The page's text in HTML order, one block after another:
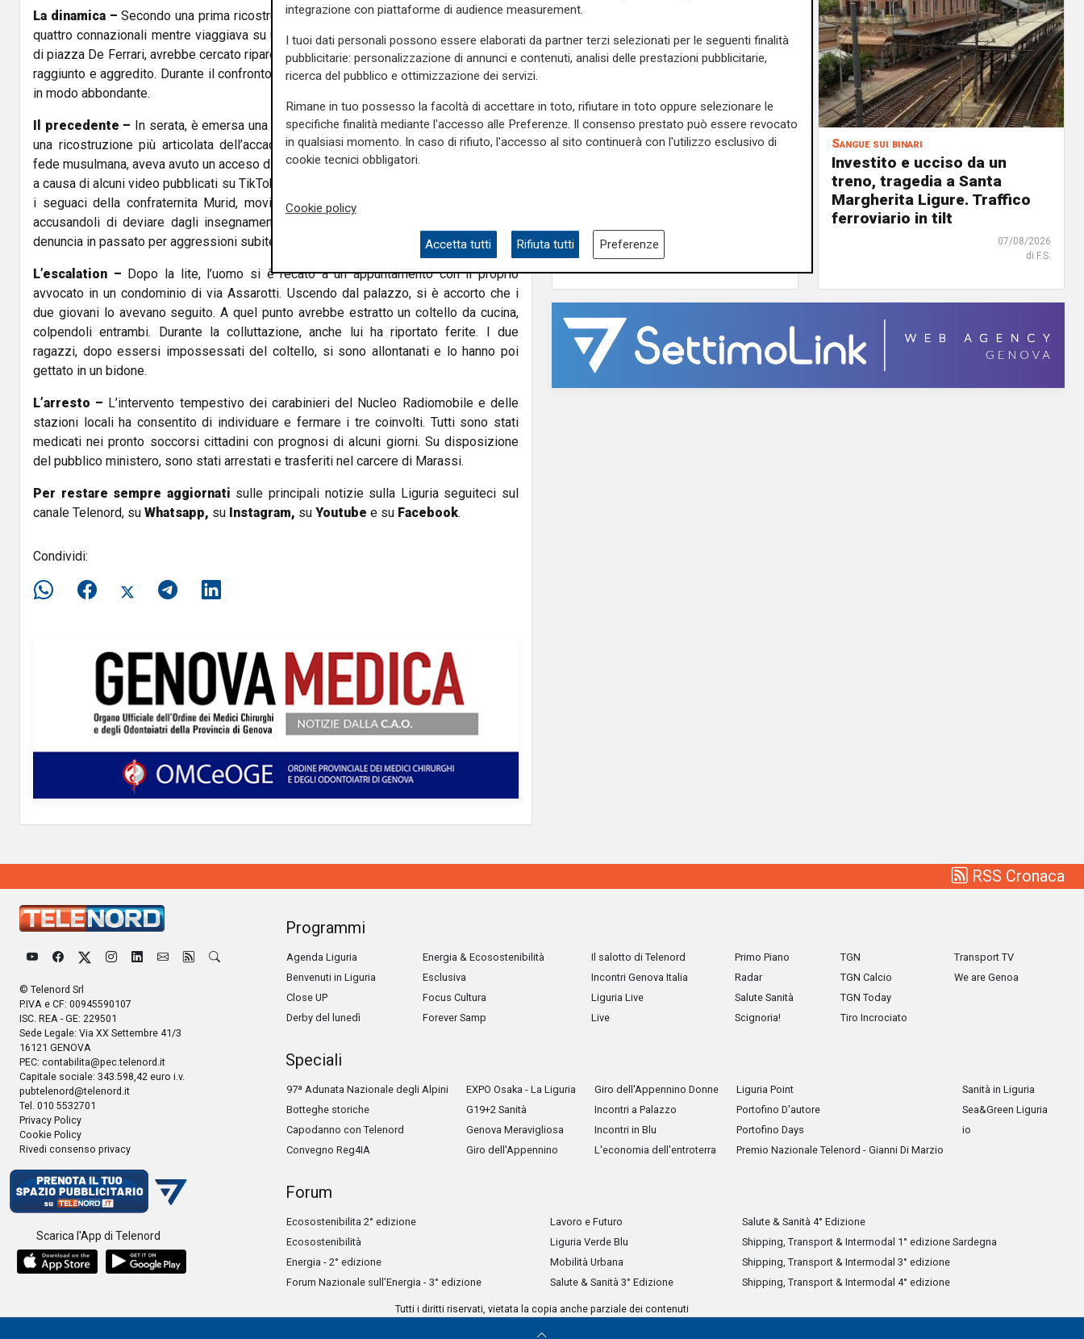
La dinamica – Secondo una prima ricostruzione, il ferito era stato seguito da almeno
quattro connazionali mentre viaggiava su un autobus della linea 36. Sceso nei pressi
di piazza De Ferrari, avrebbe cercato riparo in un portone di via Assarotti, dove è stato
raggiunto e aggredito. Durante il confronto, è stato colpito più volte, perdendo sangue
in modo abbondante.
Il precedente – In serata, è emersa una seconda versione dei fatti, che ha portato a
una ricostruzione più articolata dell’accaduto. Un 33enne senegalese, operaio e di
fede musulmana, aveva avuto un acceso diverbio con due connazionali di 22 e 18 anni,
a causa di alcuni video pubblicati su TikTok. Nei contenuti, l’uomo criticava aspramente
i seguaci della confraternita Murid, movimento religioso molto diffuso in Senegal,
accusandoli di deviare dagli insegnamenti del Corano. Il 33enne aveva già sporto
denuncia in passato per aggressioni subite da esponenti del gruppo.
L’escalation – Dopo la lite, l’uomo si è recato a un appuntamento con il proprio
avvocato in un condominio di via Assarotti. Uscendo dal palazzo, si è accorto che i
due giovani lo avevano seguito. A quel punto avrebbe estratto un coltello da cucina,
colpendoli entrambi. Durante la colluttazione, anche lui ha riportato ferite. I due
ragazzi, dopo essersi impossessati del coltello, si sono allontanati e lo hanno poi
gettato in un bidone.
L’arresto – L’intervento tempestivo dei carabinieri del Nucleo Radiomobile e delle
stazioni locali ha consentito di individuare e fermare i tre coinvolti. Tutti sono stati
medicati nei pronto soccorsi cittadini con prognosi di alcuni giorni. Su disposizione
del pubblico ministero, sono stati arrestati e trasferiti nel carcere di Marassi.
Per restare sempre aggiornati sulle principali notizie sulla Liguria seguiteci sul
canale Telenord, su Whatsapp, su Instagram, su Youtube e su Facebook.
Condividi:
L'intervento Sangue sui binari
Investito e ucciso da un
treno, tragedia a Santa
Margherita Ligure. Traffico
ferroviario in tilt
07/08/2026
di F.S.
RSS Cronaca
© Telenord Srl
P.IVA e CF: 00945590107
ISC. REA - GE: 229501
Sede Legale: Via XX Settembre 41/3
16121 GENOVA
PEC: contabilita@pec.telenord.it
Capitale sociale: 343.598,42 euro i.v.
pubtelenord@telenord.it
Tel. 010 5532701
Privacy Policy
Cookie Policy
Rivedi consenso privacy
Scarica l'App di Telenord
Programmi
Agenda Liguria
Benvenuti in Liguria
Close UP
Derby del lunedì
Energia & Ecosostenibilità
Esclusiva
Focus Cultura
Forever Samp
Il salotto di Telenord
Incontri Genova Italia
Liguria Live
Live
Primo Piano
Radar
Salute Sanità
Scignoria!
TGN
TGN Calcio
TGN Today
Tiro Incrociato
Transport TV
We are Genoa
Speciali
97ª Adunata Nazionale degli Alpini
Botteghe storiche
Capodanno con Telenord
Convegno Reg4IA
EXPO Osaka - La Liguria
G19+2 Sanità
Genova Meravigliosa
Giro dell'Appennino
Giro dell'Appennino Donne
Incontri a Palazzo
Incontri in Blu
L'economia dell'entroterra
Liguria Point
Portofino D'autore
Portofino Days
Premio Nazionale Telenord - Gianni Di Marzio
Sanità in Liguria
Sea&Green Liguria
io
Forum
Ecosostenibilita 2° edizione
Ecosostenibilità
Energia - 2° edizione
Forum Nazionale sull’Energia - 3° edizione
Lavoro e Futuro
Liguria Verde Blu
Mobilità Urbana
Salute & Sanità 3° Edizione
Salute & Sanità 4° Edizione
Shipping, Transport & Intermodal 1° edizione Sardegna
Shipping, Transport & Intermodal 3° edizione
Shipping, Transport & Intermodal 4° edizione
Tutti i diritti riservati, vietata la copia anche parziale dei contenuti
integrazione con piattaforme di audience measurement.
I tuoi dati personali possono essere elaborati da partner terzi selezionati per le seguenti finalità
pubblicitarie: personalizzazione di annunci e contenuti, analisi delle prestazioni pubblicitarie,
ricerca del pubblico e ottimizzazione dei servizi.
Rimane in tuo possesso la facoltà di accettare in toto, rifiutare in toto oppure selezionare le
specifiche finalità mediante l'accesso alle Preferenze. Il consenso prestato può essere revocato
in qualsiasi momento. In caso di rifiuto, l'accesso al sito continuerà con l'utilizzo esclusivo di
cookie tecnici obbligatori.
Cookie policy
Accetta tutti Rifiuta tutti Preferenze